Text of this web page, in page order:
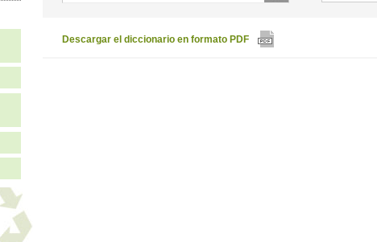
Descargar el diccionario en formato PDF